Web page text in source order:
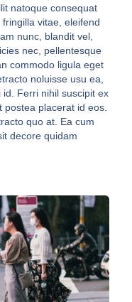
natoque consequat
vitae, eleifend
nunc, blandit vel,
nec, pellentesque
commodo ligula eget
noluisse usu ea,
Ferri nihil suscipit ex
placerat id eos.
quo at. Ea cum
decore quidam